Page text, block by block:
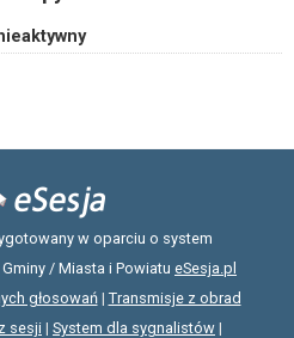
w oparciu o system
/ Miasta i Powiatu eSesja.pl
głosowań| Transmisje z obrad
sesji | System dla sygnalistów |